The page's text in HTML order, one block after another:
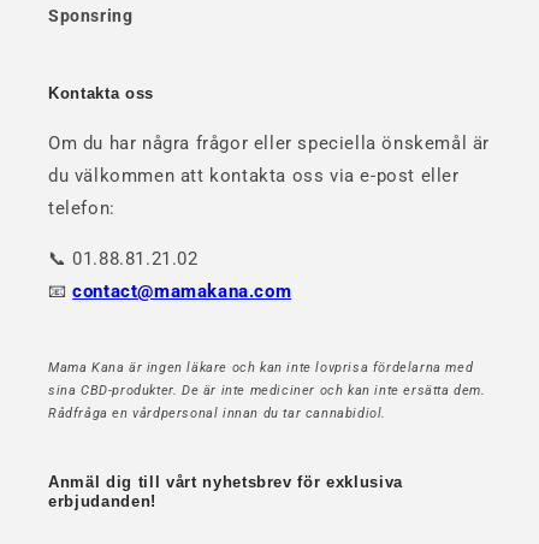
Sponsring
Kontakta oss
Om du har några frågor eller speciella önskemål är
du välkommen att kontakta oss via e-post eller
telefon:
📞 01.88.81.21.02
📧contact@mamakana.com
Mama Kana är ingen läkare och kan inte lovprisa fördelarna med
sina CBD-produkter. De är inte mediciner och kan inte ersätta dem.
Rådfråga en vårdpersonal innan du tar cannabidiol.
Anmäl dig till vårt nyhetsbrev för exklusiva
erbjudanden!